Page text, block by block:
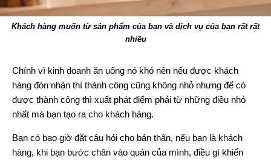
Khách hàng muốn từ sản phẩm của bạn và dịch vụ của bạn rất rất
nhiều
Chính vì kinh doanh ăn uống nó khó nên nếu được khách
hàng đón nhận thì thành công cũng không nhỏ nhưng để có
được thành công thì xuất phát điểm phải từ những điều nhỏ
nhất mà bạn tạo ra cho khách hàng.
Bạn có bao giờ đặt câu hỏi cho bản thân, nếu bạn là khách
hàng, khi bạn bước chân vào quán của mình, điều gì khiến